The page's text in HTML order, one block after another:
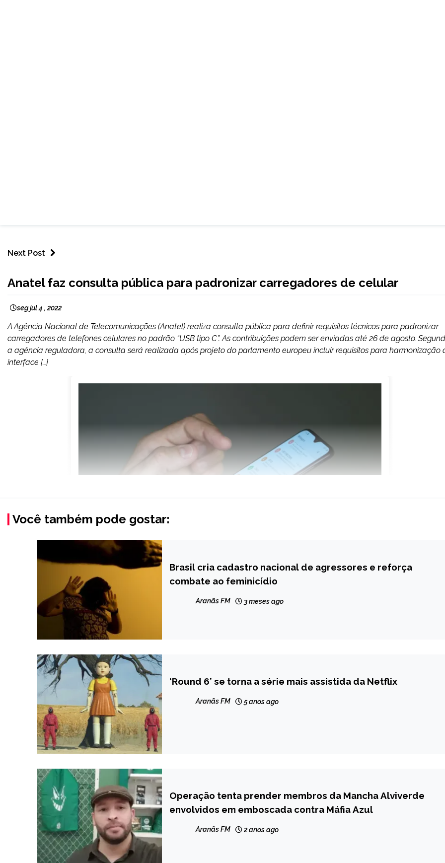
Next Post
NOTÍCIAS
Anatel faz consulta pública para padronizar carregadores de celular
seg jul 4 , 2022
A Agência Nacional de Telecomunicações (Anatel) realiza consulta pública para definir requisitos técnicos para padronizar
carregadores de telefones celulares no padrão “USB tipo C”. As contribuições podem ser enviadas até 26 de agosto.
a agência reguladora, a consulta será realizada após projeto do parlamento europeu incluir requisitos para harmonização
interface […]
Você também pode gostar:
BRASIL
NOTÍCIAS
Brasil cria cadastro nacional de agressores e reforça
combate ao feminicídio
Aranãs FM 3 meses ago
ENTRETENIMENTO
‘Round 6’ se torna a série mais assistida da Netflix
Aranãs FM 5 anos ago
BRASIL
ESPORTES
Operação tenta prender membros da Mancha Alviverde
envolvidos em emboscada contra Máfia Azul
Aranãs FM 2 anos ago